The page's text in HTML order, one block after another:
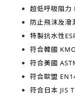
超低呼吸阻力
防止飛沫及潑
特製抗水性
符合韓國
符合美國
符合歐盟
符合日本 JIS